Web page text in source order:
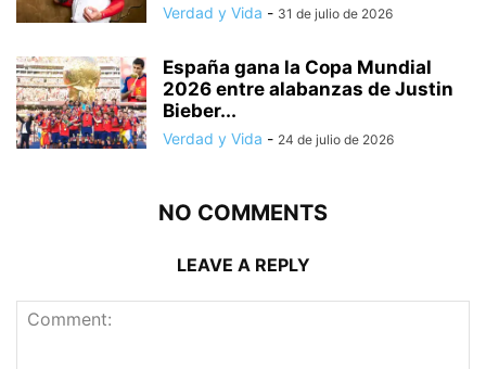
Verdad y Vida - 31 de julio de 2026
España gana la Copa Mundial
2026 entre alabanzas de Justin
Bieber...
Verdad y Vida - 24 de julio de 2026
NO COMMENTS
LEAVE A REPLY